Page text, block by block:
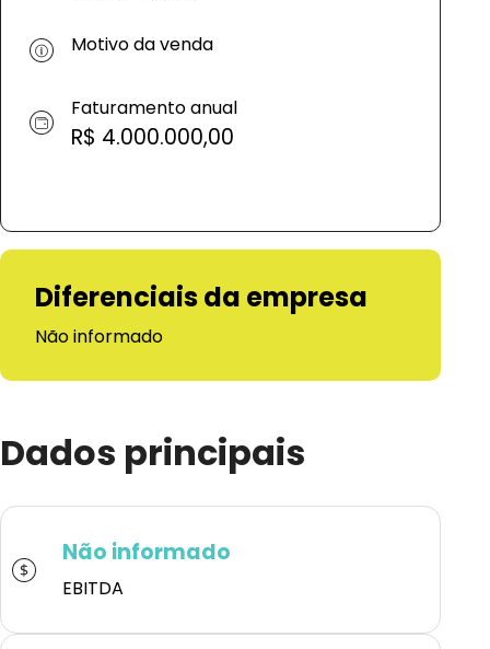
Motivo da venda
Faturamento anual
R$ 4.000.000,00
Diferenciais da empresa
Não informado
Dados principais
Não informado
EBITDA